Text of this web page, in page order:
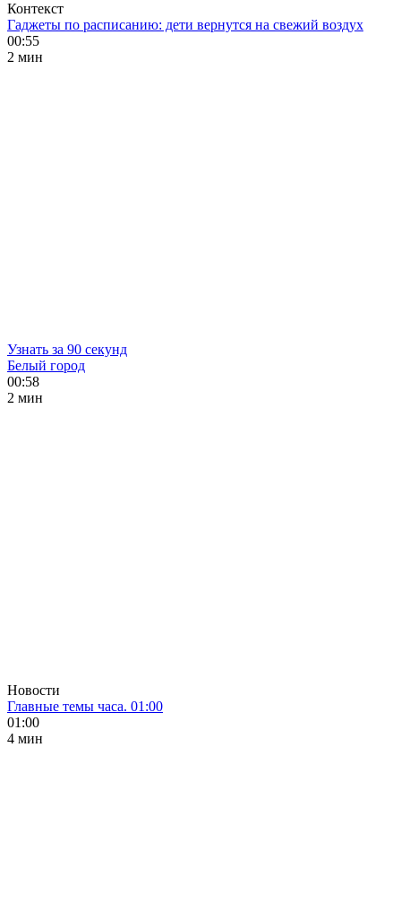
Контекст
Гаджеты по расписанию: дети вернутся на свежий воздух
00:55
2 мин
Узнать за 90 секунд
Белый город
00:58
2 мин
Новости
Главные темы часа. 01:00
01:00
4 мин